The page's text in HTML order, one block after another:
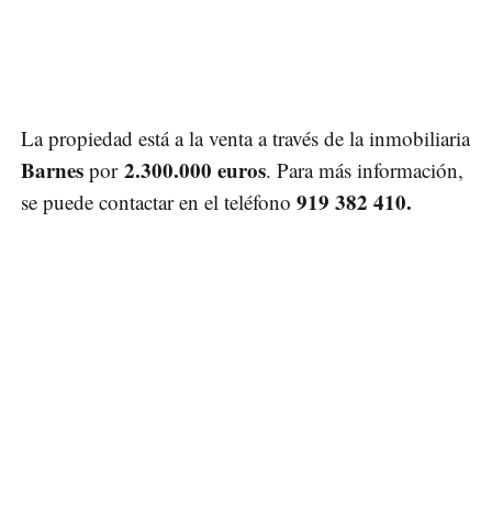
La propiedad está a la venta a través de la inmobiliaria
Barnes por 2.300.000 euros. Para más información,
se puede contactar en el teléfono 919 382 410.